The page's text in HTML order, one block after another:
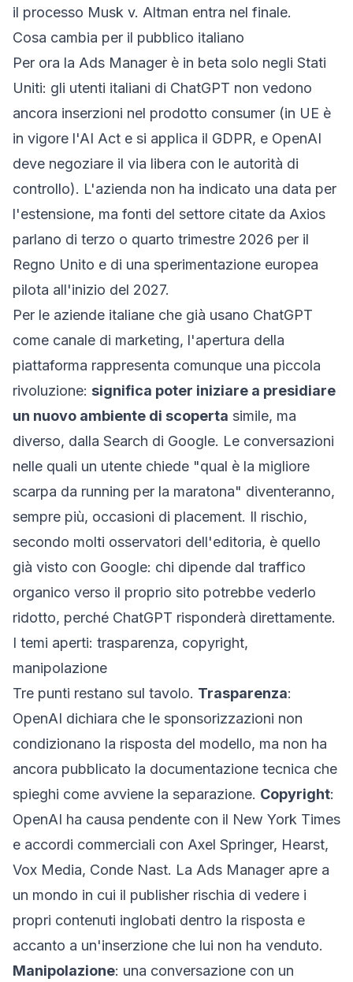
il processo Musk v. Altman entra nel finale.
Cosa cambia per il pubblico italiano
Per ora la Ads Manager è in beta solo negli Stati
Uniti: gli utenti italiani di ChatGPT non vedono
ancora inserzioni nel prodotto consumer (in UE è
in vigore l'AI Act e si applica il GDPR, e OpenAI
deve negoziare il via libera con le autorità di
controllo). L'azienda non ha indicato una data per
l'estensione, ma fonti del settore citate da Axios
parlano di terzo o quarto trimestre 2026 per il
Regno Unito e di una sperimentazione europea
pilota all'inizio del 2027.
Per le aziende italiane che già usano ChatGPT
come canale di marketing, l'apertura della
piattaforma rappresenta comunque una piccola
rivoluzione: significa poter iniziare a presidiare
un nuovo ambiente di scoperta simile, ma
diverso, dalla Search di Google. Le conversazioni
nelle quali un utente chiede "qual è la migliore
scarpa da running per la maratona" diventeranno,
sempre più, occasioni di placement. Il rischio,
secondo molti osservatori dell'editoria, è quello
già visto con Google: chi dipende dal traffico
organico verso il proprio sito potrebbe vederlo
ridotto, perché ChatGPT risponderà direttamente.
I temi aperti: trasparenza, copyright,
manipolazione
Tre punti restano sul tavolo. Trasparenza:
OpenAI dichiara che le sponsorizzazioni non
condizionano la risposta del modello, ma non ha
ancora pubblicato la documentazione tecnica che
spieghi come avviene la separazione. Copyright:
OpenAI ha causa pendente con il New York Times
e accordi commerciali con Axel Springer, Hearst,
Vox Media, Conde Nast. La Ads Manager apre a
un mondo in cui il publisher rischia di vedere i
propri contenuti inglobati dentro la risposta e
accanto a un'inserzione che lui non ha venduto.
Manipolazione: una conversazione con un